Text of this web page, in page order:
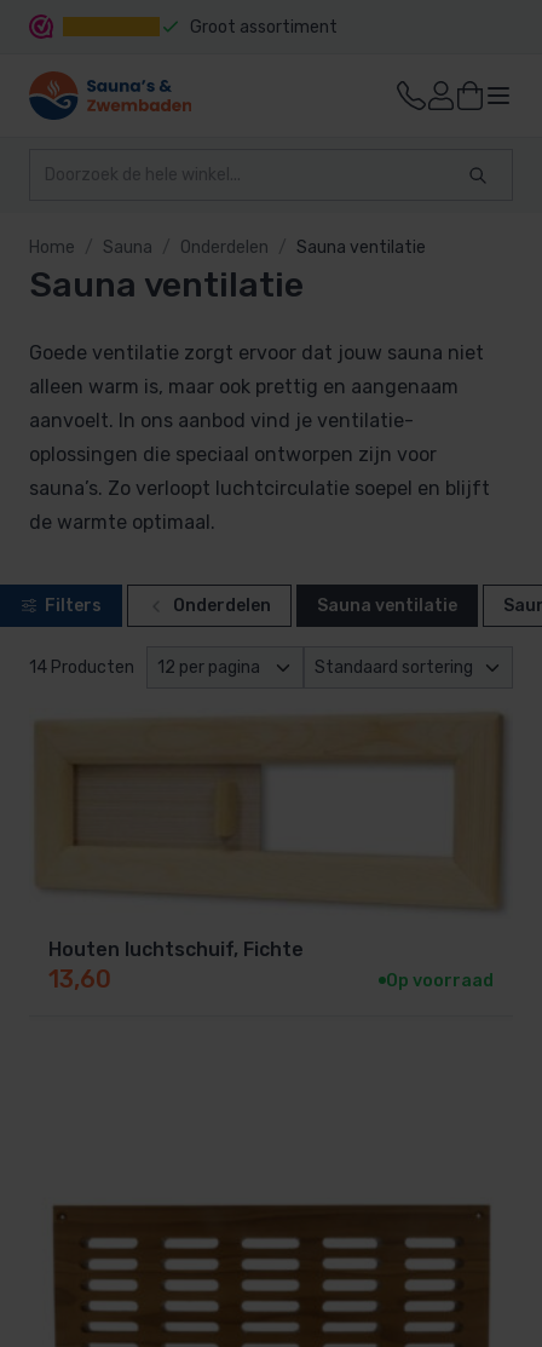
Groot assortiment
Home Sauna Onderdelen Sauna ventilatie
Sauna ventilatie
Goede ventilatie zorgt ervoor dat jouw sauna niet
alleen warm is, maar ook prettig en aangenaam
aanvoelt. In ons aanbod vind je ventilatie-
oplossingen die speciaal ontworpen zijn voor
sauna’s. Zo verloopt luchtcirculatie soepel en blijft
de warmte optimaal.
Filters Onderdelen Sauna ventilatie
14 Producten
Houten luchtschuif, Fichte
13,60 Op voorraad